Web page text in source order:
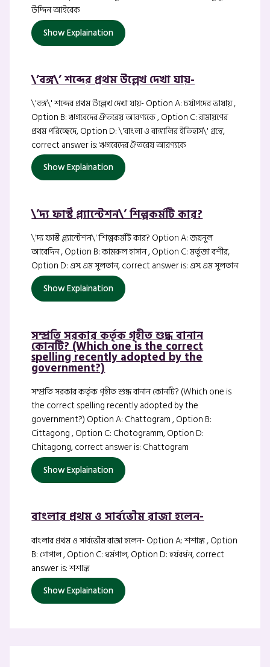
উদ্দিন আইবেক
Show Explaination
\’বঙ্গ\’ শব্দের প্রথম উল্লেখ দেখা যায়-
\'বঙ্গ\' শব্দের প্রথম উল্লেখ দেখা যায়- Option A: চর্যাপদের ভাষায় ,
Option B: ঋগবেদের ঐতরেয় আরণ্যকে , Option C: রামায়ণের
প্রথম পরিচ্ছেদে, Option D: \'বাংলা ও বাঙ্গালির ইতিহাস\' গ্রন্থে,
correct answer is: ঋগবেদের ঐতরেয় আরণ্যকে
Show Explaination
\’দ্য ফার্স্ট প্ল্যান্টেশন\’ শিল্পকর্মটি কার?
\'দ্য ফার্স্ট প্ল্যান্টেশন\' শিল্পকর্মটি কার? Option A: জয়নুল
আবেদিন , Option B: কামরুল হাসান , Option C: মর্তুজা বশীর,
Option D: এস. এম সুলতান, correct answer is: এস. এম সুলতান
Show Explaination
সম্প্রতি সরকার কর্তৃক গৃহীত শুদ্ধ বানান
কোনটি? (Which one is the correct
spelling recently adopted by the
government?)
সম্প্রতি সরকার কর্তৃক গৃহীত শুদ্ধ বানান কোনটি? (Which one is
the correct spelling recently adopted by the
government?) Option A: Chattogram , Option B:
Cittagong , Option C: Chotogramm, Option D:
Chitagong, correct answer is: Chattogram
Show Explaination
বাংলার প্রথম ও সার্বভৌম রাজা হলেন-
বাংলার প্রথম ও সার্বভৌম রাজা হলেন- Option A: শশাঙ্ক , Option
B: গোপাল , Option C: ধর্মপাল, Option D: হর্যবর্ধন, correct
answer is: শশাঙ্ক
Show Explaination